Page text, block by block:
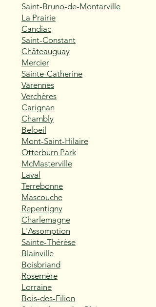
Saint-Bruno-de-Montarville
La Prairie
Candiac
Saint-Constant
Châteauguay
Mercier
Sainte-Catherine
Varennes
Verchères
Carignan
Chambly
Beloeil
Mont-Saint-Hilaire
Otterburn Park
McMasterville
Laval
Terrebonne
Mascouche
Repentigny
Charlemagne
L'Assomption
Sainte-Thérèse
Blainville
Boisbriand
Rosemère
Lorraine
Bois-des-Filion